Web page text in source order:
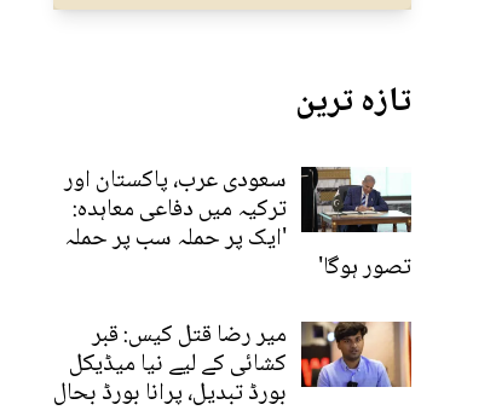
تازہ ترین
سعودی عرب، پاکستان اور
ترکیہ میں دفاعی معاہدہ:
'ایک پر حملہ سب پر حملہ
تصور ہوگا'
میر رضا قتل کیس: قبر
کشائی کے لیے نیا میڈیکل
بورڈ تبدیل، پرانا بورڈ بحال